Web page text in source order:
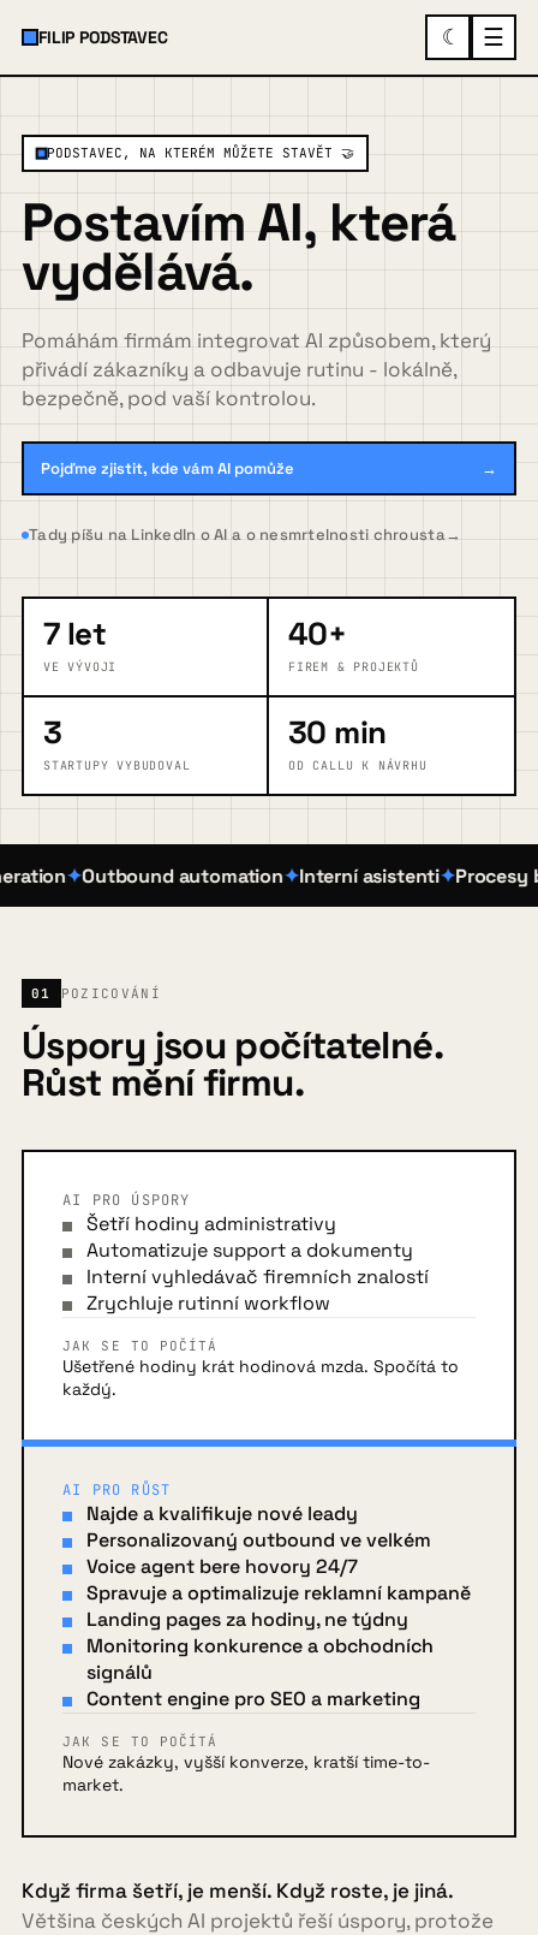
FILIP PODSTAVEC ☾ ☰
O mně
Služby a ukázky
Spolupráce
Případovky
FAQ
Blog
Kontakt
PODSTAVEC, NA KTERÉM MŮŽETE STAVĚT 🤝
Postavím AI, která
vydělává.
Pomáhám firmám integrovat AI způsobem, který
přivádí zákazníky a odbavuje rutinu - lokálně,
bezpečně, pod vaší kontrolou.
Pojďme zjistit, kde vám AI pomůže →
Tady píšu na LinkedIn o AI a o nesmrtelnosti chrousta→
7 let
VE VÝVOJI
40+
FIREM & PROJEKTŮ
3
STARTUPY VYBUDOVAL
30 min
OD CALLU K NÁVRHU
Outbound automation Interní asistenti Procesy
01 POZICOVÁNÍ
Úspory jsou počítatelné.
Růst mění firmu.
AI PRO ÚSPORY
Šetří hodiny administrativy
Automatizuje support a dokumenty
Interní vyhledávač firemních znalostí
Zrychluje rutinní workflow
JAK SE TO POČÍTÁ
Ušetřené hodiny krát hodinová mzda. Spočítá to
každý.
AI PRO RŮST
Najde a kvalifikuje nové leady
Personalizovaný outbound ve velkém
Voice agent bere hovory 24/7
Spravuje a optimalizuje reklamní kampaně
Landing pages za hodiny, ne týdny
Monitoring konkurence a obchodních
signálů
Content engine pro SEO a marketing
JAK SE TO POČÍTÁ
Nové zakázky, vyšší konverze, kratší time-to-
market.
Když firma šetří, je menší. Když roste, je jiná.
Většina českých AI projektů řeší úspory, protože